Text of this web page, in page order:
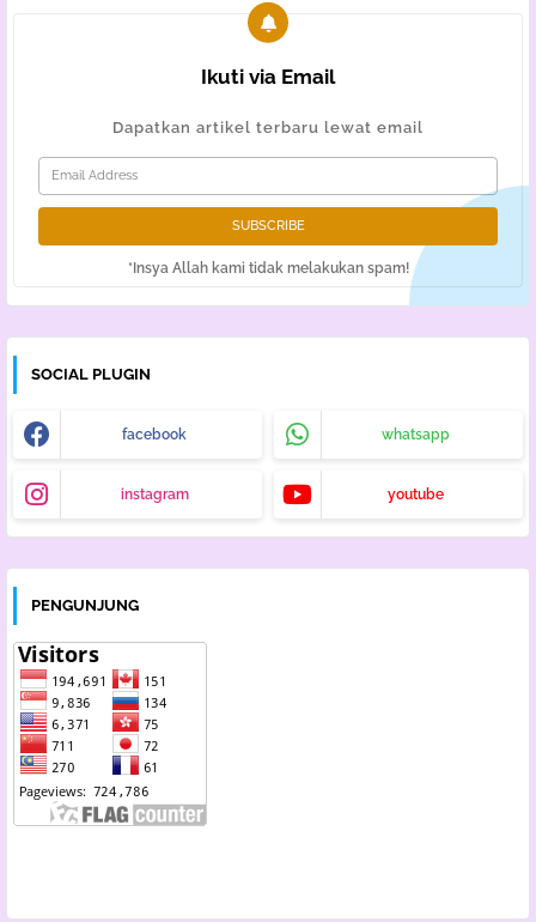
Ikuti via Email
Dapatkan artikel terbaru lewat email
*Insya Allah kami tidak melakukan spam!
SOCIAL PLUGIN
facebook whatsapp
instagram youtube
PENGUNJUNG